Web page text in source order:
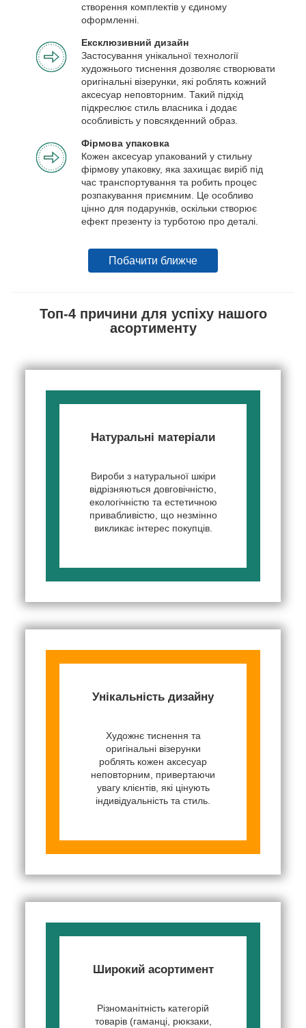
створення комплектів у єдиному
оформленні.
Ексклюзивний дизайн
Застосування унікальної технології
художнього тиснення дозволяє створювати
оригінальні візерунки, які роблять кожний
аксесуар неповторним. Такий підхід
підкреслює стиль власника і додає
особливість у повсякденний образ.
Фірмова упаковка
Кожен аксесуар упакований у стильну
фірмову упаковку, яка захищає виріб під
час транспортування та робить процес
розпакування приємним. Це особливо
цінно для подарунків, оскільки створює
ефект презенту із турботою про деталі.
Побачити ближче
Топ-4 причини для успіху нашого
асортименту
Натуральні матеріали
Вироби з натуральної шкіри
відрізняються довговічністю,
екологічністю та естетичною
привабливістю, що незмінно
викликає інтерес покупців.
Унікальність дизайну
Художнє тиснення та
оригінальні візерунки
роблять кожен аксесуар
неповторним, привертаючи
увагу клієнтів, які цінують
індивідуальність та стиль.
Широкий асортимент
Різноманітність категорій
товарів (гаманці, рюкзаки,